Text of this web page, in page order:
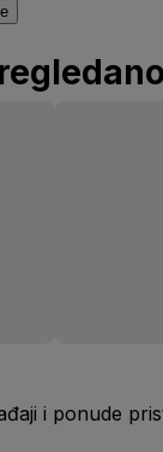
i ponude